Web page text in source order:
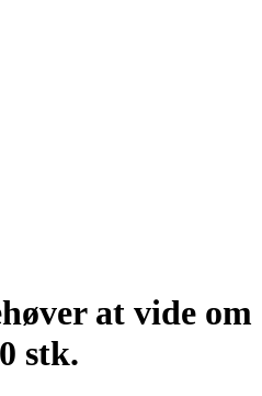
at vide om
stk.